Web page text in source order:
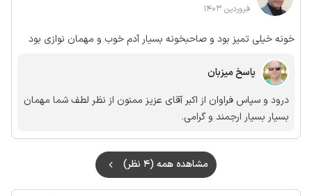
فروردین 1403
خونه خیلی تمیز بود و صاحبخونه بسیار آدم خوب و مهمان نوازی بود
پاسخ میزبان
درود و سپاس فراوان از اکبر آقای عزیز ممنون از نظر لطف شما مهمان
بسیار بسیار ارجمند و گرامی.
مشاهده همه (4 نظر)